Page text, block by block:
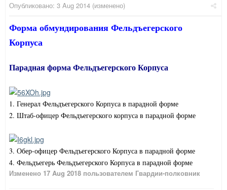
Опубликовано: 3 Aug 2014 (изменено)
Форма обмундирования Фельдъегерского
Корпуса
Парадная форма Фельдъегерского Корпуса
1. Генерал Фельдъегерского Корпуса в парадной форме
2. Штаб-офицер Фельдъегерского корпуса в парадной форме
3. Обер-офицер Фельдъегерского Корпуса в парадной форме
4. Фельдъегерь Фельдъегерского Корпуса в парадной форме
Изменено 17 Aug 2018 пользователем Гвардии-полковник